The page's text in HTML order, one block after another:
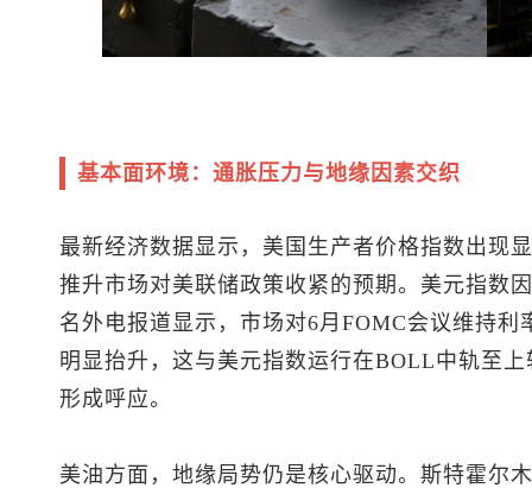
基本面环境：通胀压力与地缘因素交织
最新经济数据显示，美国生产者价格指数出现
推升市场对美联储政策收紧的预期。 美元指数
名外电报道显示，市场对6月FOMC会议维持
明显抬升，这与 美元指数运行在BOLL中轨至
形成呼应。
美油方面，地缘局势仍是核心驱动。斯特霍尔